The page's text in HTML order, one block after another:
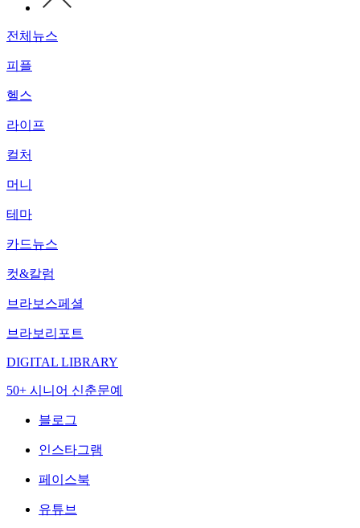
전체뉴스
피플
헬스
라이프
컬처
머니
테마
카드뉴스
컷&칼럼
브라보스페셜
브라보리포트
DIGITAL LIBRARY
50+ 시니어 신춘문예
블로그
인스타그램
페이스북
유튜브